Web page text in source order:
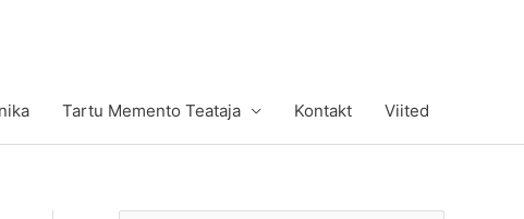
Tartu Memento Teataja Kontakt Viited